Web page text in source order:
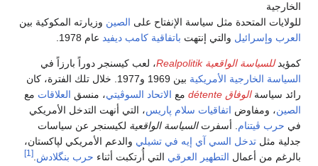
الخارجية
للولايات المتحدة مثل سياسة الإنفتاح على الصين وزيارته المكوكية بين
العرب وإسرائيل والتي إنتهت باتفاقية كامب ديفيد عام 1978.
كمؤيدللسياسة الواقعية Realpolitik
، لعب كيسنجر دوراً بارزاً في
السياسة الخارجية الأمريكية
بين 1969 و1977. خلال تلك الفترة، كان
رائد سياسةالوفاق détente مع الاتحاد السوڤيتي، منسق العلاقات مع
الصين، ومفاوض اتفاقيات سلام پاريس، التي أنهت التدخل الأمريكي
في حرب ڤيتنام . أسفرتالسياسة الواقعية لكيسنجر عن سياسات
جدلية مثل تدخل السي آي إيه في تشيلي والدعم الأمريكي لپاكستان،
بالرغم من أعمال التطهير العرقي التي أُرتكبت أثناء حرب بنگلادش [1]